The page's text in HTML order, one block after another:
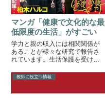
マンガ「健康で文化的な最
低限度の生活」がすごい
学力と親の収入には相関関係が
あることが様々な研究で報告さ
れています。生活保護を受けて
ます。教師としてこのような現
教師に役立つ情報